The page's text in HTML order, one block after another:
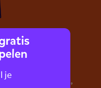
allerlei soorten
pannenkoek,
je